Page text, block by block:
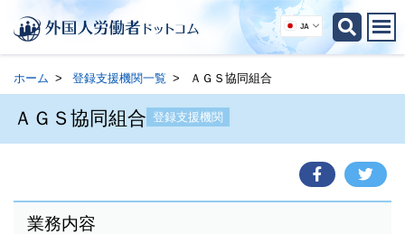
JA
ホーム 登録支援機関一覧 ＡＧＳ協同組合
ＡＧＳ協同組合 登録支援機関
業務内容